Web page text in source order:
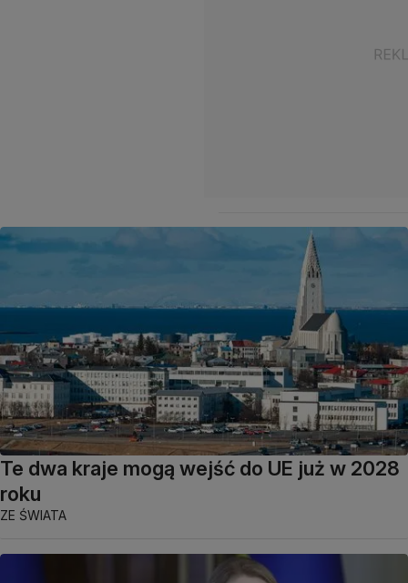
Te dwa kraje mogą wejść do UE już w 2028
roku
ZE ŚWIATA